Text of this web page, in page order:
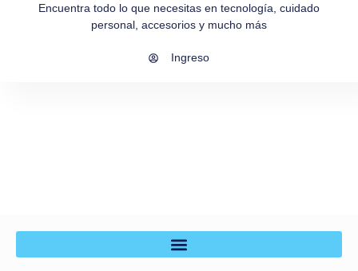
Encuentra todo lo que necesitas en tecnología, cuidado
personal, accesorios y mucho más
Ingreso